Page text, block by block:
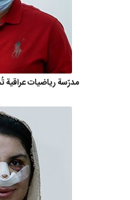
مدرّسة رياضيات